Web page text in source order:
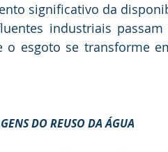
significativo da
industriais
esgoto se transforme
DO REUSO DA ÁGUA